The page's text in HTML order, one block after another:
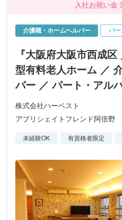
入社お祝い金
介護職・ホームヘルパー パー
『大阪府大阪市西成
型有料老人ホーム ／
パー ／ パート・アル
株式会社ハーベスト
アプリシェイトフレンド阿倍野
未経験OK 有資格者限定